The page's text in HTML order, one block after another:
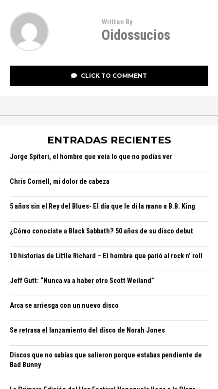
Written By
Oidossucios
CLICK TO COMMENT
ENTRADAS RECIENTES
Jorge Spiteri, el hombre que veía lo que no podías ver
Chris Cornell, mi dolor de cabeza
5 años sin el Rey del Blues- El día que le di la mano a B.B. King
¿Cómo conociste a Black Sabbath? 50 años de su disco debut
10 historias de Little Richard – El hombre que parió al rock n’ roll
Jeff Gutt: “Nunca va a haber otro Scott Weiland”
Arca se arriesga con un nuevo disco
Se retrasa el lanzamiento del disco de Norah Jones
Discos que no sabías que salieron porque estabas pendiente de
Bad Bunny